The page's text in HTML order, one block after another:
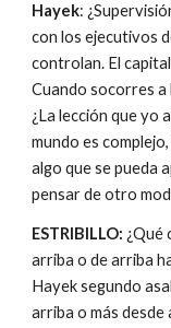
Hayek:
con los ejecutivos
controlan. El
Cuando socorres a
¿La lección que yo
mundo es
algo que se pueda
pensar de otro
ESTRIBILLO: ¿Qué
arriba o de arriba
Hayek segundo
arriba o más desde